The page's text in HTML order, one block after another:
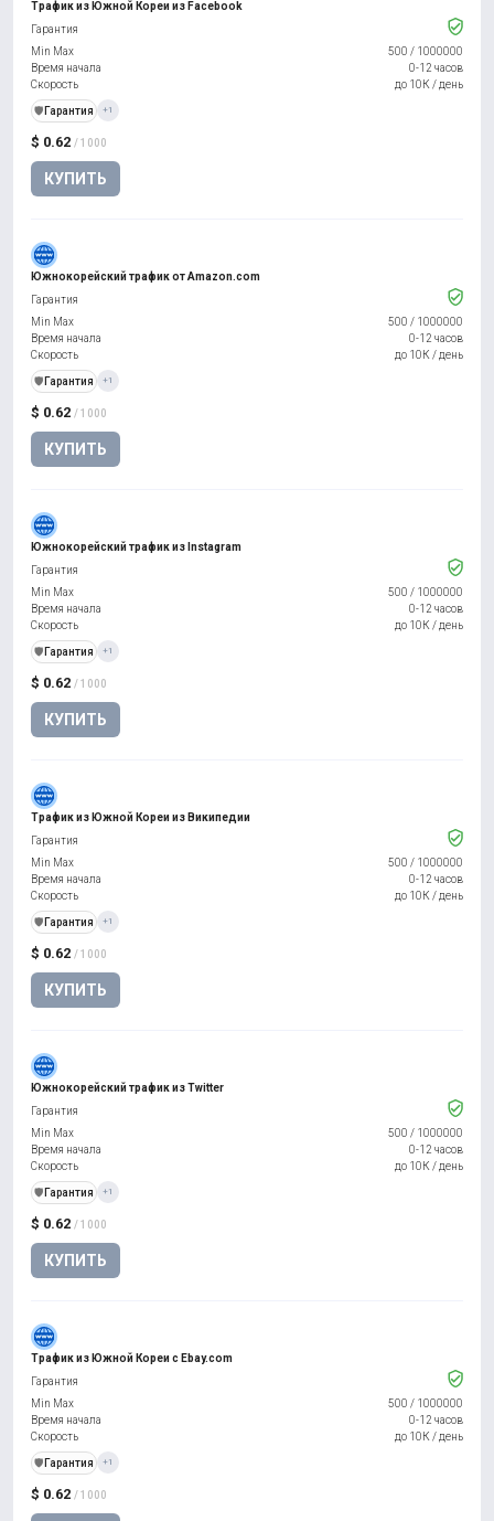
Трафик из Южной Кореи из Facebook
$ 0.62 / 1000
КУПИТЬ
Гарантия
Min Max
500 / 1000000
Время начала
0-12 часов
Скорость
до 10К / день
️🛡️ Гарантия +1
Южнокорейский трафик от Amazon.com
$ 0.62 / 1000
КУПИТЬ
Гарантия
Min Max
500 / 1000000
Время начала
0-12 часов
Скорость
до 10К / день
️🛡️ Гарантия +1
Южнокорейский трафик из Instagram
$ 0.62 / 1000
КУПИТЬ
Гарантия
Min Max
500 / 1000000
Время начала
0-12 часов
Скорость
до 10К / день
️🛡️ Гарантия +1
Трафик из Южной Кореи из Википедии
$ 0.62 / 1000
КУПИТЬ
Гарантия
Min Max
500 / 1000000
Время начала
0-12 часов
Скорость
до 10К / день
️🛡️ Гарантия +1
Южнокорейский трафик из Twitter
$ 0.62 / 1000
КУПИТЬ
Гарантия
Min Max
500 / 1000000
Время начала
0-12 часов
Скорость
до 10К / день
️🛡️ Гарантия +1
Трафик из Южной Кореи с Ebay.com
$ 0.62 / 1000
Гарантия
Min Max
500 / 1000000
Время начала
0-12 часов
Скорость
до 10К / день
️🛡️ Гарантия +1